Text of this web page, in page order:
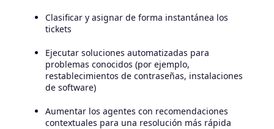
Clasificar y asignar de forma instantánea los
tickets
Ejecutar soluciones automatizadas para
problemas conocidos (por ejemplo,
restablecimientos de contraseñas, instalaciones
de software)
Aumentar los agentes con recomendaciones
contextuales para una resolución más rápida